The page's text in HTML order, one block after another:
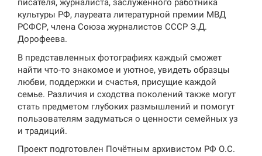
писателя, журналиста, заслуженного работника
культуры РФ, лауреата литературной премии МВД
РСФСР, члена Союза журналистов СССР Э.Д.
Дорофеева.
В представленных фотографиях каждый сможет
найти что-то знакомое и уютное, увидеть образцы
любви, поддержки и счастья, присущие каждой
семье. Различия и сходства поколений также могут
стать предметом глубоких размышлений и помогут
пользователям задуматься о ценности семейных уз
и традиций.
Проект подготовлен Почётным архивистом РФ О.С.